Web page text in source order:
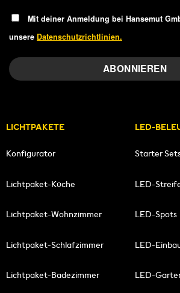
Mit deiner Anmeldung bei Hansemut
unsere Datenschutzrichtlinien.
LICHTPAKETE
Konfigurator
Lichtpaket-Küche
Lichtpaket-Wohnzimmer
Lichtpaket-Schlafzimmer
Lichtpaket-Badezimmer
LED-
Starter
LED-
LED-Spots
LED-
LED-